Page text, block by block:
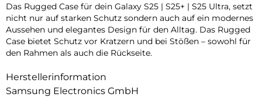
Das Rugged Case für dein Galaxy S25 | S25+ | S25 Ultra, setzt
nicht nur auf starken Schutz sondern auch auf ein modernes
Aussehen und elegantes Design für den Alltag. Das Rugged
Case bietet Schutz vor Kratzern und bei Stößen – sowohl für
den Rahmen als auch die Rückseite.
Herstellerinformation
Samsung Electronics GmbH